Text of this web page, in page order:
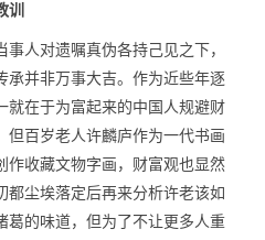
训
人对遗嘱真伪各持己见之下，
承并非万事大吉。作为近些年逐
就在于为富起来的中国人规避财
但百岁老人许麟庐作为一代书画
作收藏文物字画，财富观也显然
都尘埃落定后再来分析许老该如
葛的味道，但为了不让更多人重